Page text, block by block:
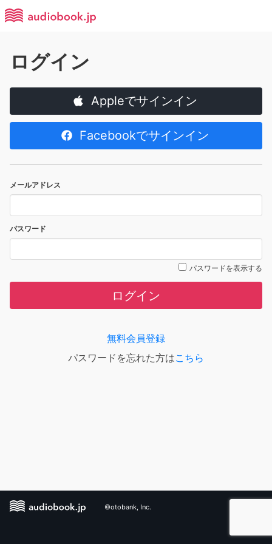
ログイン
Appleでサインイン
Facebookでサインイン
メールアドレス
パスワード
パスワードを表示する
ログイン
無料会員登録
パスワードを忘れた方はこちら
©otobank, Inc.